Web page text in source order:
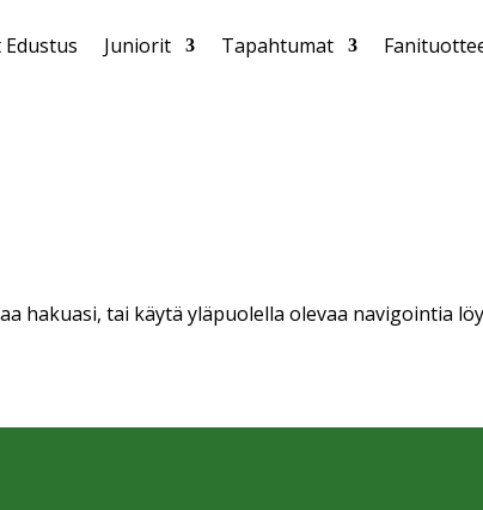
Juniorit Tapahtumat
hakuasi, tai käytä yläpuolella olevaa navigointia